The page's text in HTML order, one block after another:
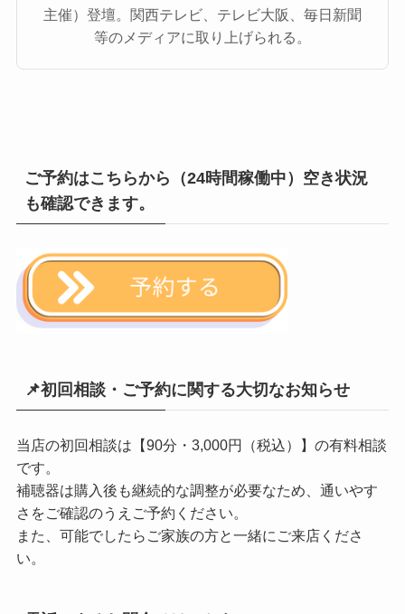
主催）登壇。関西テレビ、テレビ大阪、毎日新聞
等のメディアに取り上げられる。
ご予約はこちらから（24時間稼働中）空き状況
も確認できます。
📌初回相談・ご予約に関する大切なお知らせ
当店の初回相談は【90分・3,000円（税込）】の有料相談
です。
補聴器は購入後も継続的な調整が必要なため、通いやす
さをご確認のうえご予約ください。
また、可能でしたらご家族の方と一緒にご来店くださ
い。